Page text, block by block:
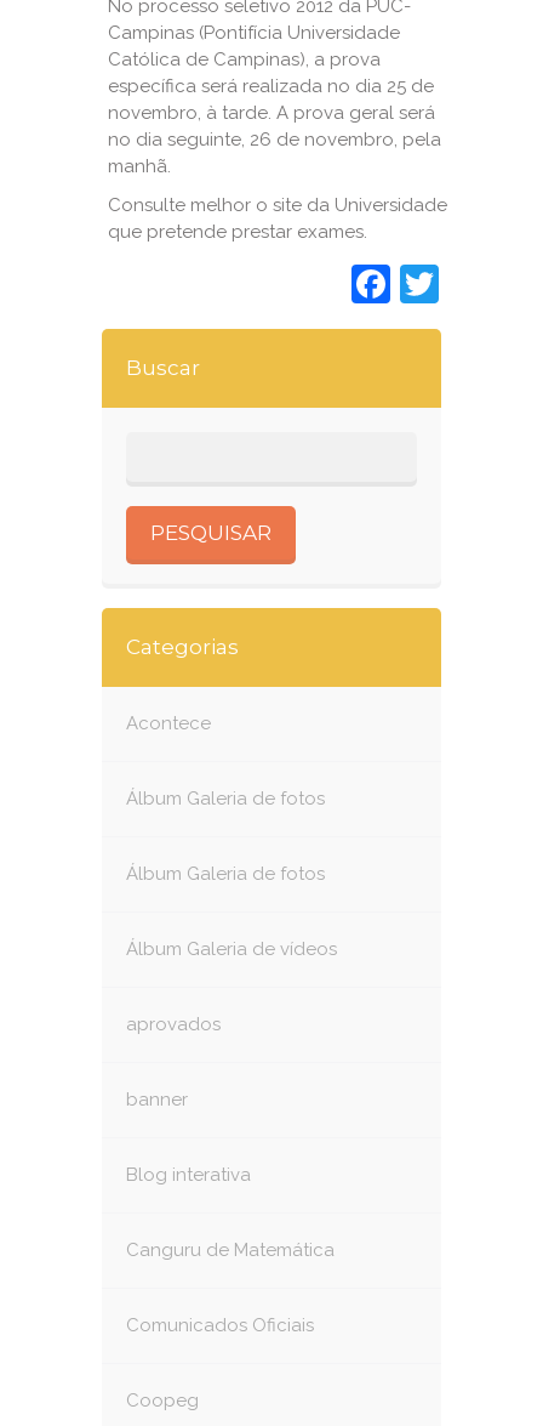
No processo seletivo 2012 da PUC-
Campinas (Pontifícia Universidade
Católica de Campinas), a prova
específica será realizada no dia 25 de
novembro, à tarde. A prova geral será
no dia seguinte, 26 de novembro, pela
manhã.
Consulte melhor o site da Universidade
que pretende prestar exames.
Buscar
Categorias
Acontece
Álbum Galeria de fotos
Álbum Galeria de fotos
Álbum Galeria de vídeos
aprovados
banner
Blog interativa
Canguru de Matemática
Comunicados Oficiais
Coopeg